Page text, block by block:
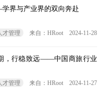
界与产业界的双向奔赴
才管理 来自：HRoot 2024-11-28
，行稳致远——中国商旅行业
才管理 来自：HRoot 2024-11-27